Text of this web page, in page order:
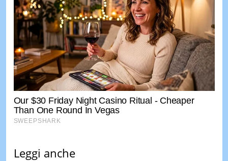
Leggi anche